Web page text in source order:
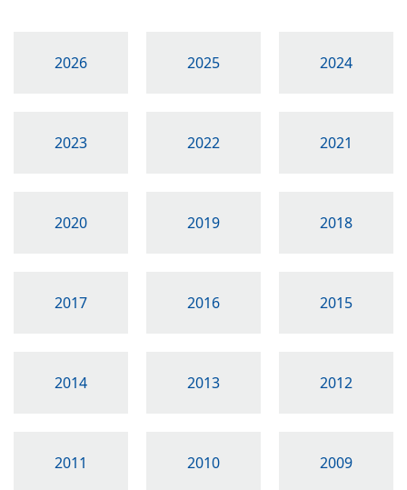
2026 2025 2024
2023 2022 2021
2020 2019 2018
2017 2016 2015
2014 2013 2012
2011 2010 2009